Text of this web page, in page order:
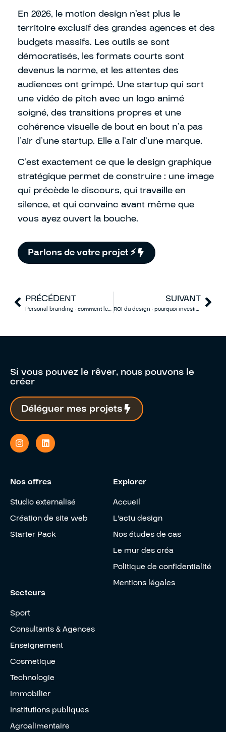
En 2026, le motion design n’est plus le
territoire exclusif des grandes agences et des
budgets massifs. Les outils se sont
démocratisés, les formats courts sont
devenus la norme, et les attentes des
audiences ont grimpé. Une startup qui sort
une vidéo de pitch avec un logo animé
soigné, des transitions propres et une
cohérence visuelle de bout en bout n’a pas
l’air d’une startup. Elle a l’air d’une marque.
C’est exactement ce que le design graphique
stratégique permet de construire : une image
qui précède le discours, qui travaille en
silence, et qui convainc avant même que
vous ayez ouvert la bouche.
Parlons de votre projet ⚡
PRÉCÉDENT
Personal branding : comment les entrepreneurs construisent une image qui vend avant même de parler
SUIVANT
ROI du design : pourquoi investir dans votre identité visuelle est la décision business la plus rentable
Si vous pouvez le rêver, nous pouvons le
créer
Déléguer mes projets
Nos offres
Studio externalisé
Création de site web
Starter Pack
Explorer
Accueil
L'actu design
Nos études de cas
Le mur des créa
Politique de confidentialité
Mentions légales
Secteurs
Sport
Consultants & Agences
Enseignement
Cosmetique
Technologie
Immobilier
Institutions publiques
Agroalimentaire